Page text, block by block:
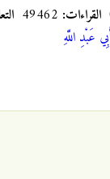
القراءات:
عَبْدِ اللَّهِ